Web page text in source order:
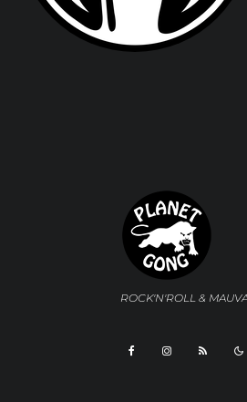
ROCK'N'ROLL &